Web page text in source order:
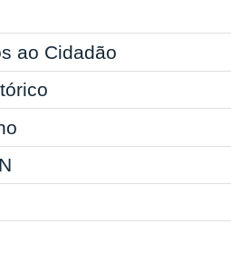
ao Cidadão